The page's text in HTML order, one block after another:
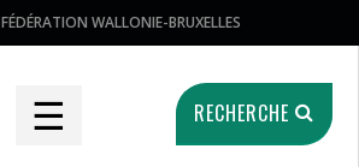
FÉDÉRATION WALLONIE-BRUXELLES
☰ RECHERCHE